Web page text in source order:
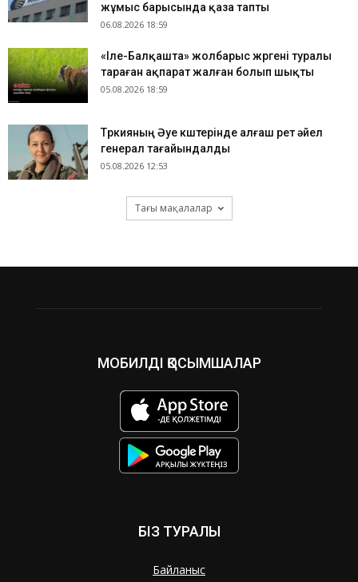
жұмыс барысында қаза тапты
06.08.2026 18:59
«Іле-Балқашта» жолбарыс жүргені туралы
тараған ақпарат жалған болып шықты
05.08.2026 18:59
Түркияның Әуе күштерінде алғаш рет әйел
генерал тағайындалды
05.08.2026 12:53
Тағы мақалалар
МОБИЛДІ ҚОСЫМШАЛАР
БІЗ ТУРАЛЫ
Байланыс